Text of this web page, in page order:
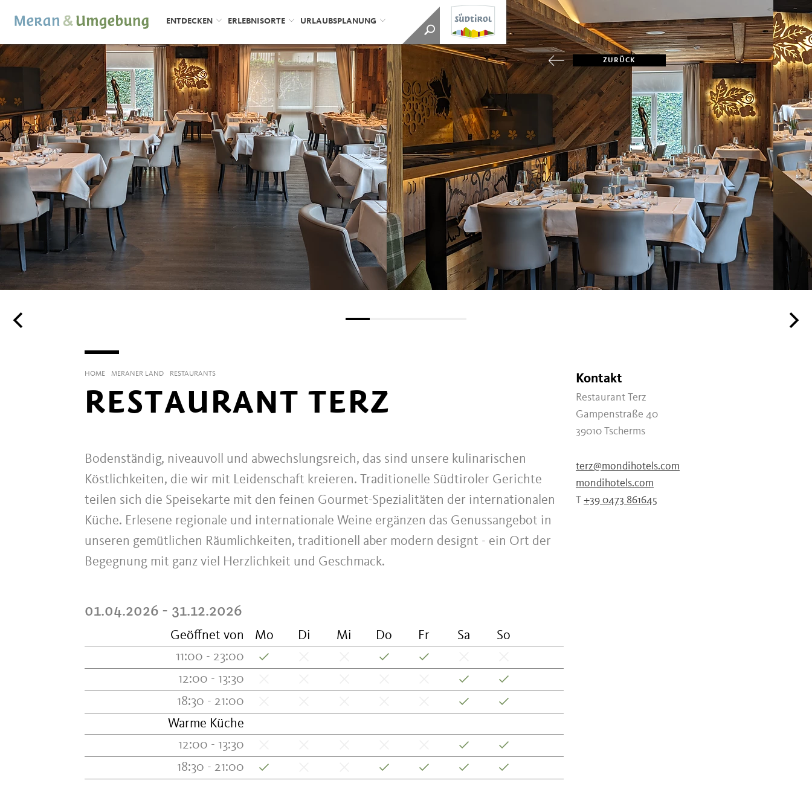
ENTDECKEN ERLEBNISORTE URLAUBSPLANUNG
ZURÜCK
HOME MERANER LAND RESTAURANTS
RESTAURANT TERZ
Bodenständig, niveauvoll und abwechslungsreich, das sind unsere kulinarischen
Köstlichkeiten, die wir mit Leidenschaft kreieren. Traditionelle Südtiroler Gerichte
teilen sich die Speisekarte mit den feinen Gourmet-Spezialitäten der internationalen
Küche. Erlesene regionale und internationale Weine ergänzen das Genussangebot in
unseren gemütlichen Räumlichkeiten, traditionell aber modern designt - ein Ort der
Begegnung mit ganz viel Herzlichkeit und Geschmack.
01.04.2026 - 31.12.2026
Geöffnet von Mo Di Mi Do Fr Sa
So
11:00 - 23:00
12:00 - 13:30
18:30 - 21:00
Warme Küche
12:00 - 13:30
18:30 - 21:00
Kontakt
Restaurant Terz
Gampenstraße 40
39010 Tscherms
terz@mondihotels.com
mondihotels.com
T +39 0473 861645